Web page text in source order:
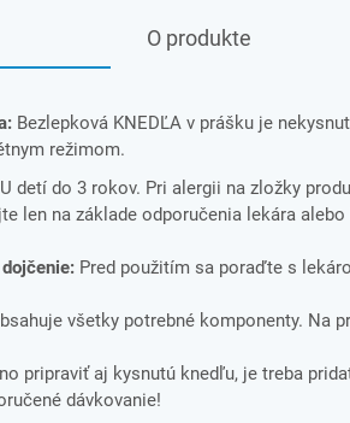
O produkte
Bezlepková KNEDĽA v prášku je
režimom.
U detí do 3 rokov. Pri alergii na zložky
len na základe odporučenia lekára
Pred použitím sa poraďte s
všetky potrebné komponenty. Na
pripraviť aj kysnutú knedľu, je treba
dávkovanie!